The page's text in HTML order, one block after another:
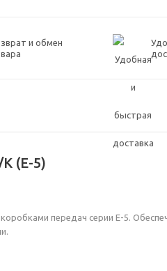
и обмен
(E-5)
передач серии E-5.